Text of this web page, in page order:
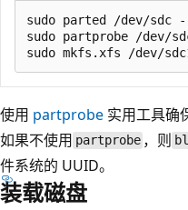
sudo parted /dev/sdc
sudo partprobe /dev/
使用 partprobe 实用工具确
如果不使用 partprobe ，则
件系统的 UUID。
装载磁盘